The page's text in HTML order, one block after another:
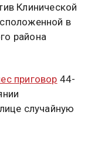
Клинической
в
района
приговор 44-
случайную